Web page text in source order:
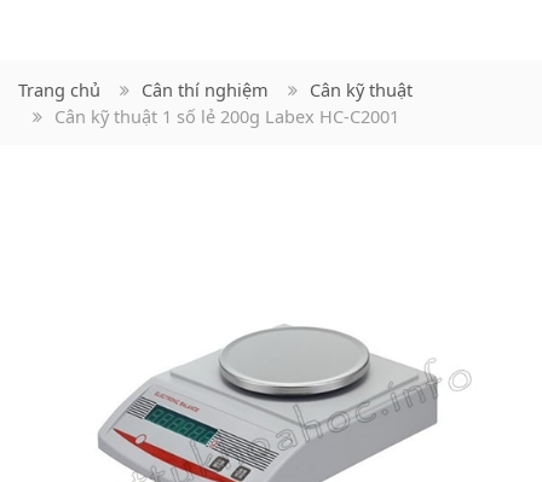
Trang chủ Cân thí nghiệm
Cân kỹ thuật
Cân kỹ thuật 1 số lẻ 200g Labex HC-C2001